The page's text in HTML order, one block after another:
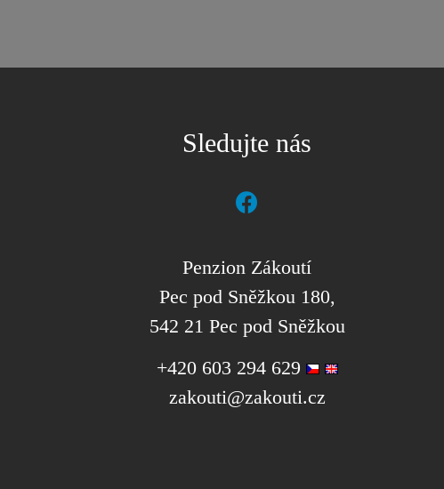
Sledujte nás
Penzion Zákoutí
Pec pod Sněžkou 180,
542 21 Pec pod Sněžkou
+420 603 294 629
zakouti@zakouti.cz